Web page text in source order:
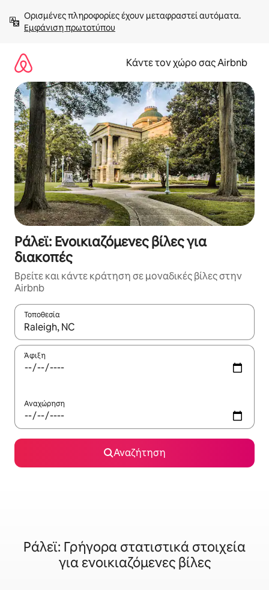
στο
περιεχόμενοΕμφάνιση πρωτοτύπου
Κάντε τον χώρο σας Airbnb
Ράλεϊ: Ενοικιαζόμενες βίλες για
διακοπές
Βρείτε και κάντε κράτηση σε μοναδικές βίλες στην
Airbnb
Τοποθεσία
Όταν τα αποτελέσματα είναι διαθέσιμα, μπορείτε να
Άφιξη
Αναχώρηση
Αναζήτηση
Ράλεϊ: Γρήγορα στατιστικά στοιχεία
για ενοικιαζόμενες βίλες